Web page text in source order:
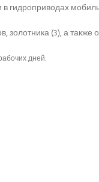
гидроприводах
золотника (3), а
дней.